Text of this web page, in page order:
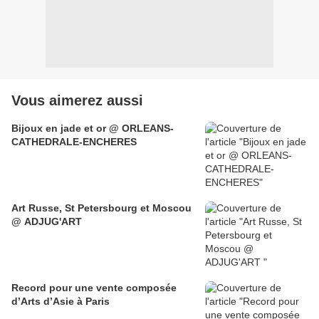
Vous aimerez aussi
Bijoux en jade et or @ ORLEANS-
CATHEDRALE-ENCHERES
Art Russe, St Petersbourg et Moscou
@ ADJUG'ART
Record pour une vente composée
d’Arts d’Asie à Paris